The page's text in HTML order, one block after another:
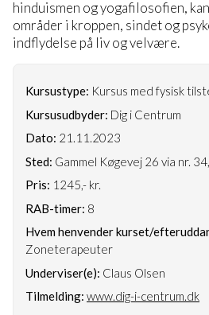
hinduismen og yogafilosofien,
områder i kroppen, sindet og
indflydelse på liv og velvære.
Kursustype: Kursus med fysisk
Kursusudbyder: Dig i Centrum
Dato: 21.11.2023
Sted: Gammel Køgevej 26 via nr.
Pris: 1245,- kr.
RAB-timer: 8
Hvem henvender kurset/
Zoneterapeuter
Underviser(e): Claus Olsen
Tilmelding: www.dig-i-centrum.dk